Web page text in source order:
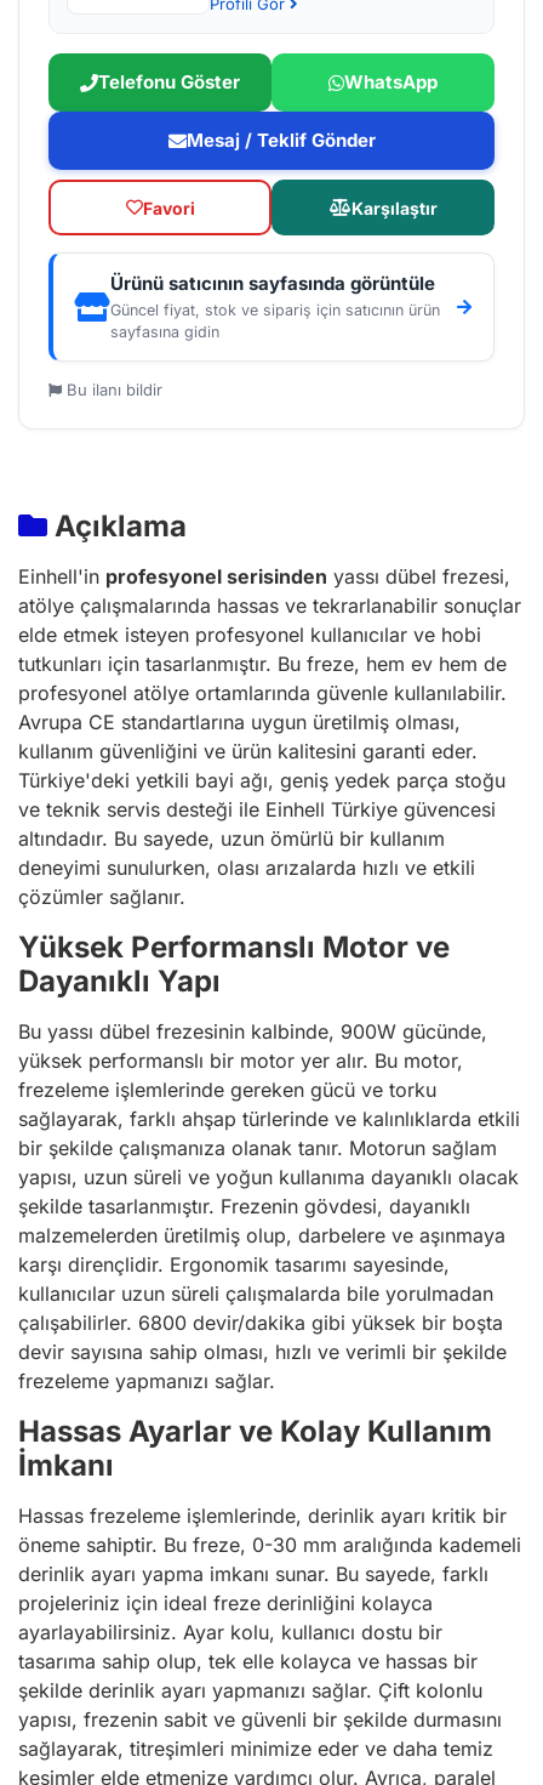
Telefonu Göster WhatsApp
Mesaj / Teklif Gönder
Favori Karşılaştır
Ürünü satıcının sayfasında görüntüle
Güncel fiyat, stok ve sipariş için satıcının ürün
sayfasına gidin
Bu ilanı bildir
Açıklama
Einhell'in profesyonel serisinden yassı dübel frezesi,
atölye çalışmalarında hassas ve tekrarlanabilir sonuçlar
elde etmek isteyen profesyonel kullanıcılar ve hobi
tutkunları için tasarlanmıştır. Bu freze, hem ev hem de
profesyonel atölye ortamlarında güvenle kullanılabilir.
Avrupa CE standartlarına uygun üretilmiş olması,
kullanım güvenliğini ve ürün kalitesini garanti eder.
Türkiye'deki yetkili bayi ağı, geniş yedek parça stoğu
ve teknik servis desteği ile Einhell Türkiye güvencesi
altındadır. Bu sayede, uzun ömürlü bir kullanım
deneyimi sunulurken, olası arızalarda hızlı ve etkili
çözümler sağlanır.
Yüksek Performanslı Motor ve
Dayanıklı Yapı
Bu yassı dübel frezesinin kalbinde, 900W gücünde,
yüksek performanslı bir motor yer alır. Bu motor,
frezeleme işlemlerinde gereken gücü ve torku
sağlayarak, farklı ahşap türlerinde ve kalınlıklarda etkili
bir şekilde çalışmanıza olanak tanır. Motorun sağlam
yapısı, uzun süreli ve yoğun kullanıma dayanıklı olacak
şekilde tasarlanmıştır. Frezenin gövdesi, dayanıklı
malzemelerden üretilmiş olup, darbelere ve aşınmaya
karşı dirençlidir. Ergonomik tasarımı sayesinde,
kullanıcılar uzun süreli çalışmalarda bile yorulmadan
çalışabilirler. 6800 devir/dakika gibi yüksek bir boşta
devir sayısına sahip olması, hızlı ve verimli bir şekilde
frezeleme yapmanızı sağlar.
Hassas Ayarlar ve Kolay Kullanım
İmkanı
Hassas frezeleme işlemlerinde, derinlik ayarı kritik bir
öneme sahiptir. Bu freze, 0-30 mm aralığında kademeli
derinlik ayarı yapma imkanı sunar. Bu sayede, farklı
projeleriniz için ideal freze derinliğini kolayca
ayarlayabilirsiniz. Ayar kolu, kullanıcı dostu bir
tasarıma sahip olup, tek elle kolayca ve hassas bir
şekilde derinlik ayarı yapmanızı sağlar. Çift kolonlu
yapısı, frezenin sabit ve güvenli bir şekilde durmasını
sağlayarak, titreşimleri minimize eder ve daha temiz
kesimler elde etmenize yardımcı olur. Ayrıca, paralel